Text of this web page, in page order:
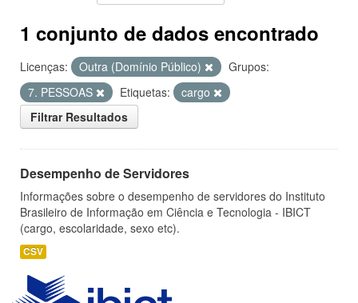
1 conjunto de dados encontrado
Licenças: Outra (Domínio Público)
Grupos:
7. PESSOAS
Etiquetas:
cargo
Filtrar Resultados
Desempenho de Servidores
Informações sobre o desempenho de servidores do Instituto
Brasileiro de Informação em Ciência e Tecnologia - IBICT
(cargo, escolaridade, sexo etc).
CSV